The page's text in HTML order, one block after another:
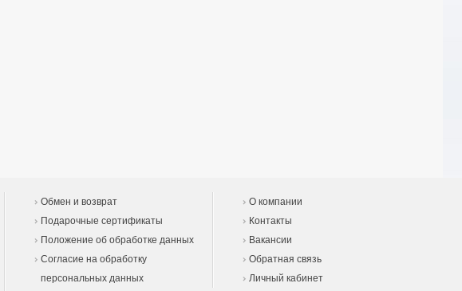
Обмен и возврат
Подарочные сертификаты
Положение об обработке данных
Согласие на обработку
персональных данных
О компании
Контакты
Вакансии
Обратная связь
Личный кабинет